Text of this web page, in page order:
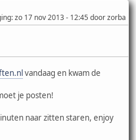
: zo 17 nov 2013 - 12:45 door zorba
vandaag en kwam de
je posten!
naar zitten staren, enjoy